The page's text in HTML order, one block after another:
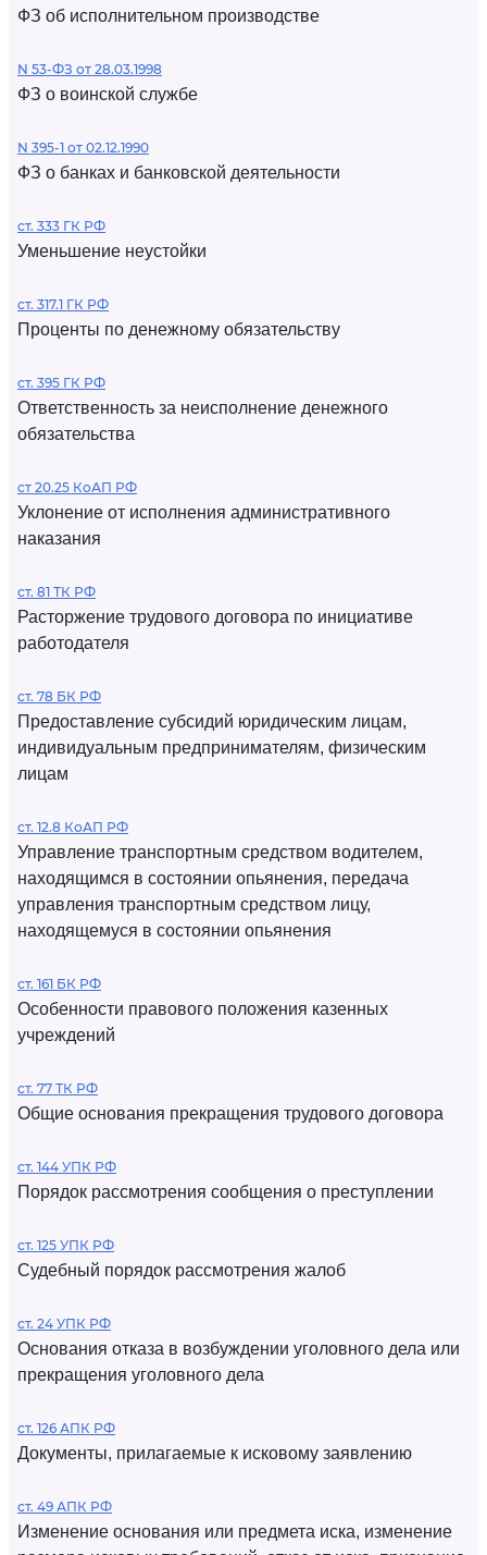
ФЗ об исполнительном производстве
N 53-ФЗ от 28.03.1998
ФЗ о воинской службе
N 395-1 от 02.12.1990
ФЗ о банках и банковской деятельности
ст. 333 ГК РФ
Уменьшение неустойки
ст. 317.1 ГК РФ
Проценты по денежному обязательству
ст. 395 ГК РФ
Ответственность за неисполнение денежного
обязательства
ст 20.25 КоАП РФ
Уклонение от исполнения административного
наказания
ст. 81 ТК РФ
Расторжение трудового договора по инициативе
работодателя
ст. 78 БК РФ
Предоставление субсидий юридическим лицам,
индивидуальным предпринимателям, физическим
лицам
ст. 12.8 КоАП РФ
Управление транспортным средством водителем,
находящимся в состоянии опьянения, передача
управления транспортным средством лицу,
находящемуся в состоянии опьянения
ст. 161 БК РФ
Особенности правового положения казенных
учреждений
ст. 77 ТК РФ
Общие основания прекращения трудового договора
ст. 144 УПК РФ
Порядок рассмотрения сообщения о преступлении
ст. 125 УПК РФ
Судебный порядок рассмотрения жалоб
ст. 24 УПК РФ
Основания отказа в возбуждении уголовного дела или
прекращения уголовного дела
ст. 126 АПК РФ
Документы, прилагаемые к исковому заявлению
ст. 49 АПК РФ
Изменение основания или предмета иска, изменение